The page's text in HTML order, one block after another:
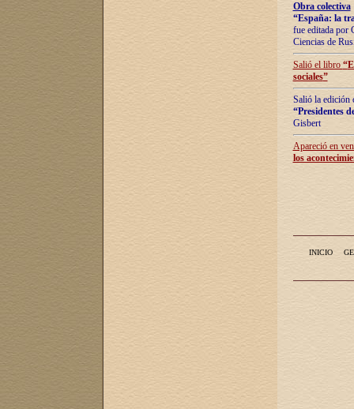
Obra colectiva
“España: la
fue editada por
Ciencias de
Salió el libro “
sociales”
Salió la edición
“Presidentes
Gisbert
Apareció en
los
INICIO